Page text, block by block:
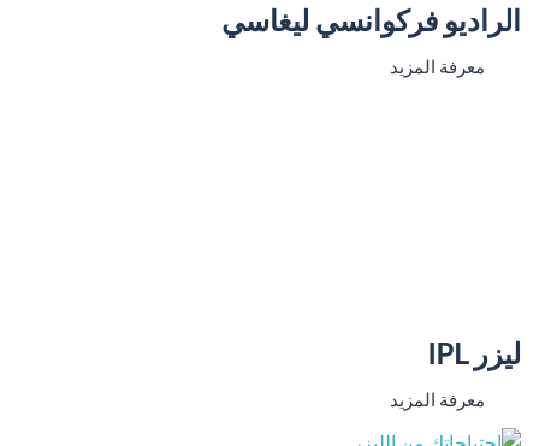
الراديو فركوانسي ليغاسي
معرفة المزيد
ليزر IPL
معرفة المزيد